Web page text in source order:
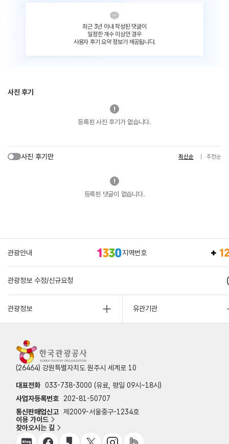
최근 3년 이내 작성된 댓글이
일정한 개수 이상인 경우
사용자 후기 요약 정보가 제공됩니다.
사진 후기
등록된 사진 후기가 없습니다.
사진 후기만 최신순 추천순
등록된 댓글이 없습니다.
관광안내 지역번호
관광정보 수정/신규요청
관광정보 유관기관
(26464) 강원특별자치도 원주시 세계로 10
대표전화 033-738-3000 (유료, 평일 09시~18시)
사업자등록번호
202-81-50707
통신판매업신고 제2009-서울중구-1234호
이용 가이드
찾아오시는 길